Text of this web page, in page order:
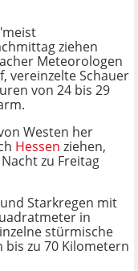
ziehen
Meteorologen
vereinzelte Schauer
von 24 bis 29
Westen her
Hessen ziehen,
zu Freitag
Starkregen mit
in
stürmische
bis zu 70 Kilometern